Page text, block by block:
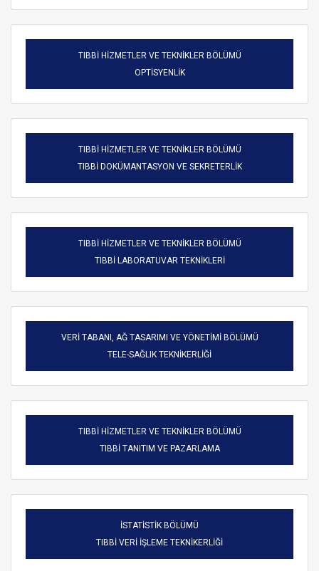
TIBBİ HİZMETLER VE TEKNİKLER BÖLÜMÜ
OPTİSYENLİK
TIBBİ HİZMETLER VE TEKNİKLER BÖLÜMÜ
TIBBİ DOKÜMANTASYON VE SEKRETERLİK
TIBBİ HİZMETLER VE TEKNİKLER BÖLÜMÜ
TIBBİ LABORATUVAR TEKNİKLERİ
VERİ TABANI, AĞ TASARIMI VE YÖNETİMİ BÖLÜMÜ
TELE-SAĞLIK TEKNİKERLİĞİ
TIBBİ HİZMETLER VE TEKNİKLER BÖLÜMÜ
TIBBİ TANITIM VE PAZARLAMA
İSTATİSTİK BÖLÜMÜ
TIBBİ VERİ İŞLEME TEKNİKERLİĞİ